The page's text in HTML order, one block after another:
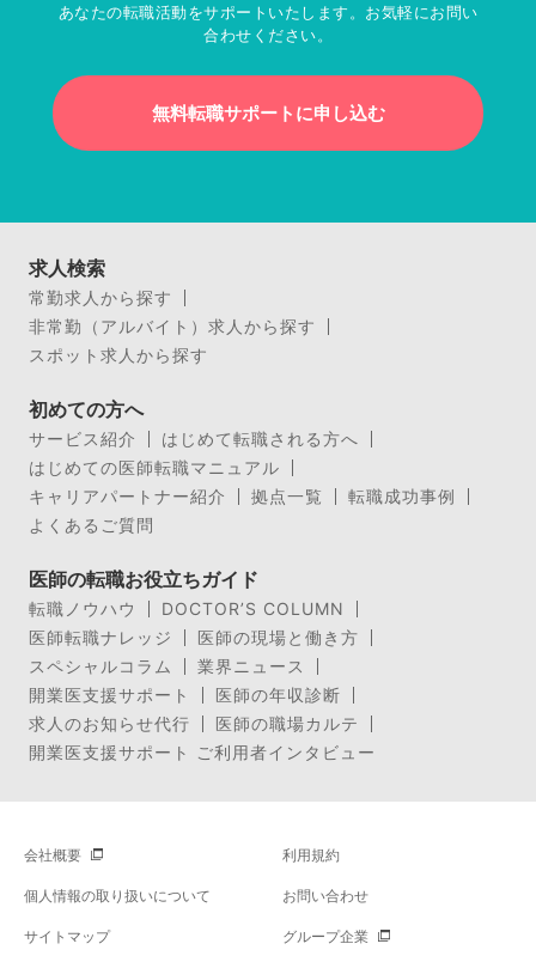
あなたの転職活動をサポートいたします。お気軽にお問い
合わせください。
無料転職サポートに申し込む
求人検索
常勤求人から探す
非常勤（アルバイト）求人から探す
スポット求人から探す
初めての方へ
サービス紹介
はじめて転職される方へ
はじめての医師転職マニュアル
キャリアパートナー紹介
拠点一覧
転職成功事例
よくあるご質問
医師の転職お役立ちガイド
転職ノウハウ
DOCTOR’S COLUMN
医師転職ナレッジ
医師の現場と働き方
スペシャルコラム
業界ニュース
開業医支援サポート
医師の年収診断
求人のお知らせ代行
医師の職場カルテ
開業医支援サポート ご利用者インタビュー
会社概要 利用規約
個人情報の取り扱いについて お問い合わせ
サイトマップ グループ企業